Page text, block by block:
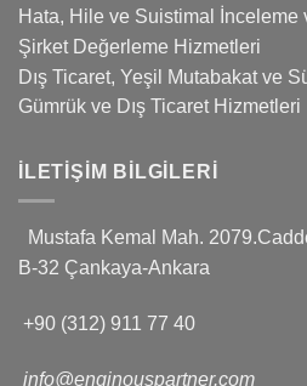
Hata, Hile ve Suistimal
Şirket Değerleme Hizmetleri
Dış Ticaret, Yeşil Mutabakat ve
Gümrük ve Dış Ticaret Hizmetleri
İLETIŞIM BILGILERI
Mustafa Kemal Mah.
B-32 Çankaya-Ankara
+90 (312) 911 77 40
info@enginouspartner.com